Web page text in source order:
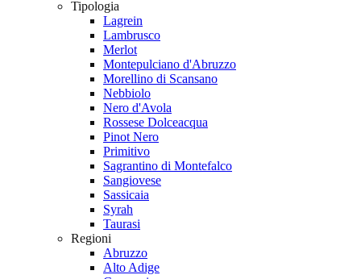
Tipologia
Lagrein
Lambrusco
Merlot
Montepulciano d'Abruzzo
Morellino di Scansano
Nebbiolo
Nero d'Avola
Rossese Dolceacqua
Pinot Nero
Primitivo
Sagrantino di Montefalco
Sangiovese
Sassicaia
Syrah
Taurasi
Regioni
Abruzzo
Alto Adige